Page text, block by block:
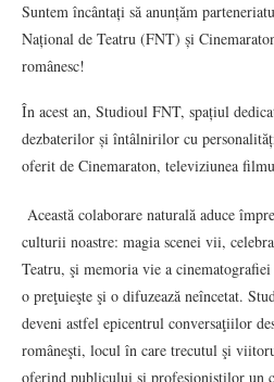
Suntem încântați să anunțăm
Național de Teatru (FNT) și
românesc!
În acest an, Studioul FNT, spațiul
dezbaterilor și întâlnirilor cu
oferit de Cinemaraton, televiziunea
Această colaborare naturală aduce
culturii noastre: magia scenei vii,
Teatru, şi memoria vie a
o preţuieşte şi o difuzează neîncetat.
deveni astfel epicentrul conversaţiilor
româneşti, locul în care trecutul şi
oferind publicului şi profesioniştilor un